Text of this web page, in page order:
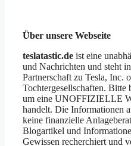
Über unsere Webseite
teslatastic.de ist eine
und Nachrichten und steht
Partnerschaft zu Tesla, Inc.
Tochtergesellschaften. Bitte
um eine UNOFFIZIELLE
handelt. Die Informationen
keine finanzielle
Blogartikel und
Gewissen recherchiert und